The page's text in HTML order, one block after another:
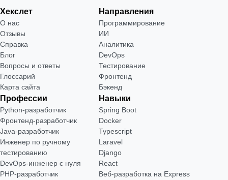
Хекслет
О нас
Отзывы
Справка
Блог
Вопросы и ответы
Глоссарий
Карта сайта
Направления
Программирование
ИИ
Аналитика
DevOps
Тестирование
Фронтенд
Бэкенд
Профессии
Python-разработчик
Фронтенд-разработчик
Java-разработчик
Инженер по ручному
тестированию
DevOps-инженер с нуля
РНР-разработчик
Навыки
Spring Boot
Docker
Typescript
Laravel
Django
React
Веб-разработка на Express